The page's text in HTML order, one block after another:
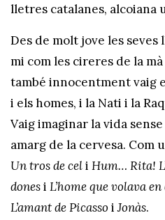
lletres catalanes, alcoiana
Des de molt jove les seves
mi com les cireres de la
també innocentment vaig
i els homes, i la Nati i la
Vaig imaginar la vida
amarg de la cervesa. Com
Un tros de celi Hum… Rita!
donesi L’home que volava
L’amant de Picasso iJonàs.